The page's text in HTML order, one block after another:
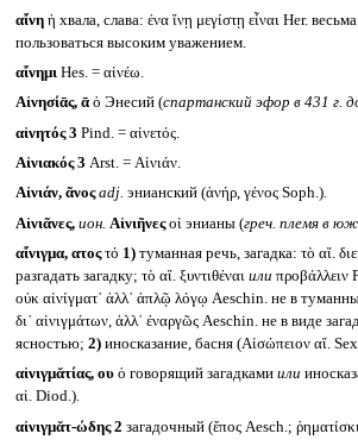
αἴνη ἡ хвала, слава: ἐνα ἴνῃ μεγίστῃ εἶναι Her.
пользоваться высоким уважением.
αἴνημιHes. = αἰνέω.
Αἰνησίᾱς, ᾱὁ Энесий (спартанский эфор в 431 г.
αἰνητός 3 Pind. = αἰνετός.
Αἰνιακός 3 Arst. = Αἰνιάν.
Αἰνιάν, ᾶνοςadj. энианский (ἀνήρ, γένος Soph.).
Αἰνιᾶνες, ион. Αἰνιῆνεςοἱ энианы (греч. племя в
αἴνιγμα, ατοςτό 1)туманная речь, загадка: τὸ αἴ.
разгадать загадку; τὸ αἴ. ξυντιθέναι или προβάλλειν
οὐκ αἰνίγματ᾽ ἀλλ᾽ ἁπλῷ λόγῳ Aeschin. не в
δι᾽ αἰνιγμάτων, ἀλλ᾽ ἐναργῶς Aeschin. не в виде
ясностью; 2)иносказание, басня (Αἰσώπειον αἴ.
αἰνιγμᾰτίας, ουὁ говорящий загадками или
αἰ. Diod.).
αἰνιγμᾰτ-ώδης 2 загадочный (ἔπος Aesch.;